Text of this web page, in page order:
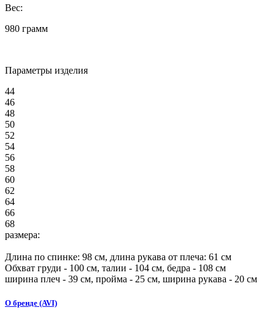
Вес:
980 грамм
Параметры изделия
44
46
48
50
52
54
56
58
60
62
64
66
68
размера:
Длина по спинке: 98 см, длина рукава от плеча: 61 см
Обхват груди - 100 см, талии - 104 см, бедра - 108 см
ширина плеч - 39 см, пройма - 25 см, ширина рукава - 20 см
О бренде (AVI)